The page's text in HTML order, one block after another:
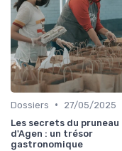
Dossiers •
27/05/2025
Les secrets du pruneau
d'Agen : un trésor
gastronomique